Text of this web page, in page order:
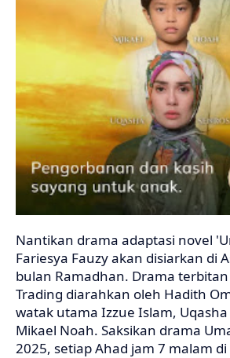
Nantikan drama adaptasi novel
Fariesya Fauzy akan disiarkan di
bulan Ramadhan. Drama
Trading diarahkan oleh Hadith
watak utama Izzue Islam,
Mikael Noah. Saksikan drama
2025, setiap Ahad jam 7 malam di